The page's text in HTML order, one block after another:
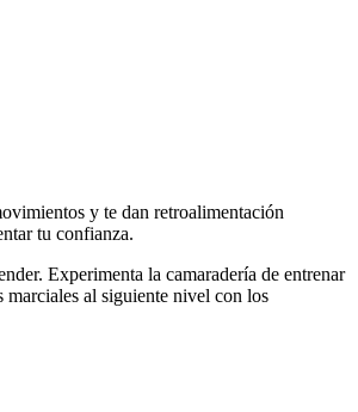
y te dan retroalimentación
tu confianza.
Experimenta la camaradería de entrenar
marciales al siguiente nivel con los